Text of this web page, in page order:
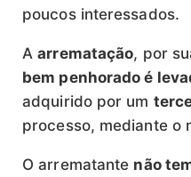
poucos interessados.
Aarrematação, por
bem penhorado é
adquirido por um
processo, mediante o
O arrematante não